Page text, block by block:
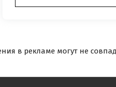
в рекламе могут не